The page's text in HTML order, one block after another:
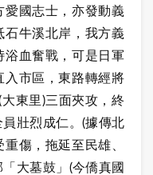
愛國志士，亦發動義
石牛溪北岸，我方義
浴血奮戰，可是日軍
入市區，東路轉經將
東里)三面夾攻，終
壯烈成仁。(據傳北
傷，拖延至民雄、
大墓鼓」(今僑真國